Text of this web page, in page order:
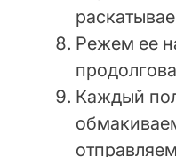
Режем ее
Каждый